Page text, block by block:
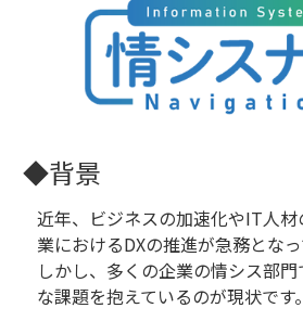
◆背景
近年、ビジネスの加速化やIT人
業におけるDXの推進が急務となっ
しかし、多くの企業の情シス部
な課題を抱えているのが現状です。